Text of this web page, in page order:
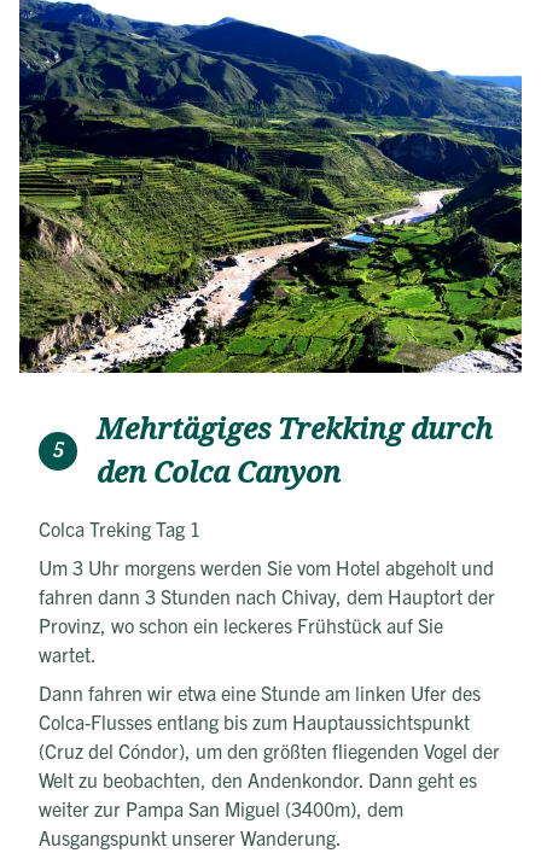
5
Mehrtägiges Trekking durch
den Colca Canyon
Colca Treking Tag 1
Um 3 Uhr morgens werden Sie vom Hotel abgeholt und
fahren dann 3 Stunden nach Chivay, dem Hauptort der
Provinz, wo schon ein leckeres Frühstück auf Sie
wartet.
Dann fahren wir etwa eine Stunde am linken Ufer des
Colca-Flusses entlang bis zum Hauptaussichtspunkt
(Cruz del Cóndor), um den größten fliegenden Vogel der
Welt zu beobachten, den Andenkondor. Dann geht es
weiter zur Pampa San Miguel (3400m), dem
Ausgangspunkt unserer Wanderung.